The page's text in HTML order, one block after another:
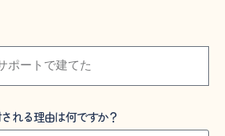
れる理由は何ですか？